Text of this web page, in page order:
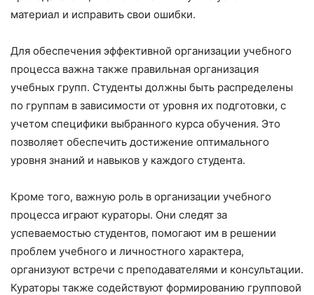
материал и исправить свои ошибки.
Для обеспечения эффективной организации учебного
процесса важна также правильная организация
учебных групп. Студенты должны быть распределены
по группам в зависимости от уровня их подготовки, с
учетом специфики выбранного курса обучения. Это
позволяет обеспечить достижение оптимального
уровня знаний и навыков у каждого студента.
Кроме того, важную роль в организации учебного
процесса играют кураторы. Они следят за
успеваемостью студентов, помогают им в решении
проблем учебного и личностного характера,
организуют встречи с преподавателями и консультации.
Кураторы также содействуют формированию групповой